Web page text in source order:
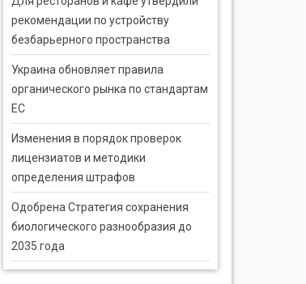
рекомендации по устройству
безбарьерного пространства
Украина обновляет правила
органического рынка по стандартам
ЕС
Изменения в порядок проверок
лицензиатов и методики
определения штрафов
Одобрена Стратегия сохранения
биологического разнообразия до
2035 года